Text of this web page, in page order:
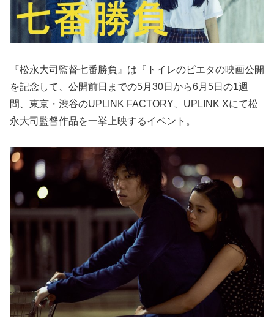
『松永大司監督七番勝負』は『トイレのピエタの映画公開
を記念して、公開前日までの5月30日から6月5日の1週
間、東京・渋谷のUPLINK FACTORY、UPLINK Xにて松
永大司監督作品を一挙上映するイベント。